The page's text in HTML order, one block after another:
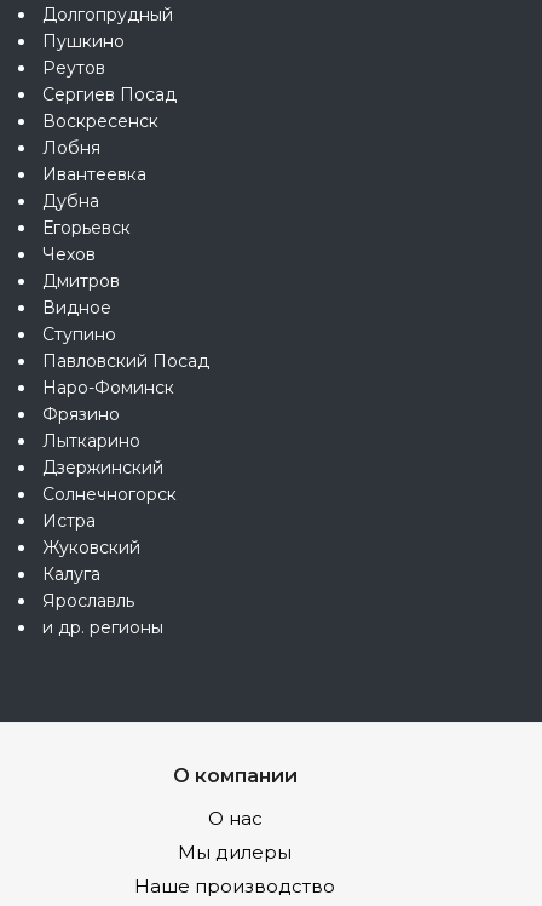
Долгопрудный
Пушкино
Реутов
Сергиев Посад
Воскресенск
Лобня
Ивантеевка
Дубна
Егорьевск
Чехов
Дмитров
Видное
Ступино
Павловский Посад
Наро-Фоминск
Фрязино
Лыткарино
Дзержинский
Солнечногорск
Истра
Жуковский
Калуга
Ярославль
и др. регионы
О компании
О нас
Мы дилеры
Наше производство